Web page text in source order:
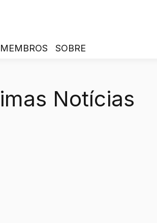
MEMBROS SOBRE
Notícias